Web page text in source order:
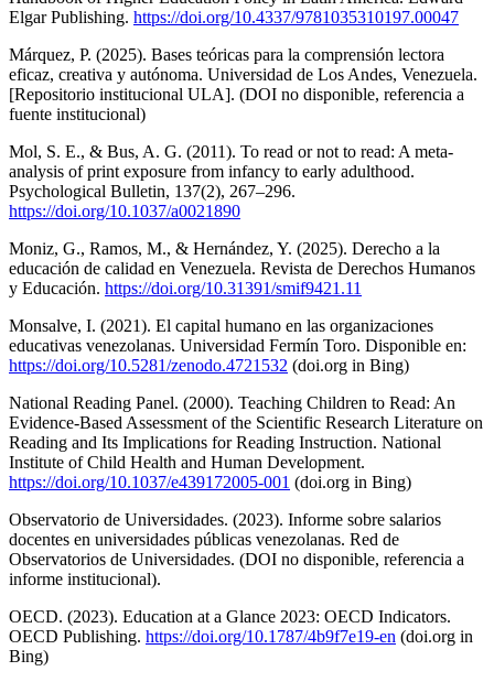
Elgar Publishing. https://doi.org/10.4337/9781035310197.00047
Márquez, P. (2025). Bases teóricas para la comprensión lectora
eficaz, creativa y autónoma. Universidad de Los Andes, Venezuela.
[Repositorio institucional ULA]. (DOI no disponible, referencia a
fuente institucional)
Mol, S. E., & Bus, A. G. (2011). To read or not to read: A meta-
analysis of print exposure from infancy to early adulthood.
Psychological Bulletin, 137(2), 267–296.
https://doi.org/10.1037/a0021890
Moniz, G., Ramos, M., & Hernández, Y. (2025). Derecho a la
educación de calidad en Venezuela. Revista de Derechos Humanos
y Educación. https://doi.org/10.31391/smif9421.11
Monsalve, I. (2021). El capital humano en las organizaciones
educativas venezolanas. Universidad Fermín Toro. Disponible en:
https://doi.org/10.5281/zenodo.4721532 (doi.org in Bing)
National Reading Panel. (2000). Teaching Children to Read: An
Evidence-Based Assessment of the Scientific Research Literature on
Reading and Its Implications for Reading Instruction. National
Institute of Child Health and Human Development.
https://doi.org/10.1037/e439172005-001 (doi.org in Bing)
Observatorio de Universidades. (2023). Informe sobre salarios
docentes en universidades públicas venezolanas. Red de
Observatorios de Universidades. (DOI no disponible, referencia a
informe institucional).
OECD. (2023). Education at a Glance 2023: OECD Indicators.
OECD Publishing. https://doi.org/10.1787/4b9f7e19-en (doi.org in
Bing)